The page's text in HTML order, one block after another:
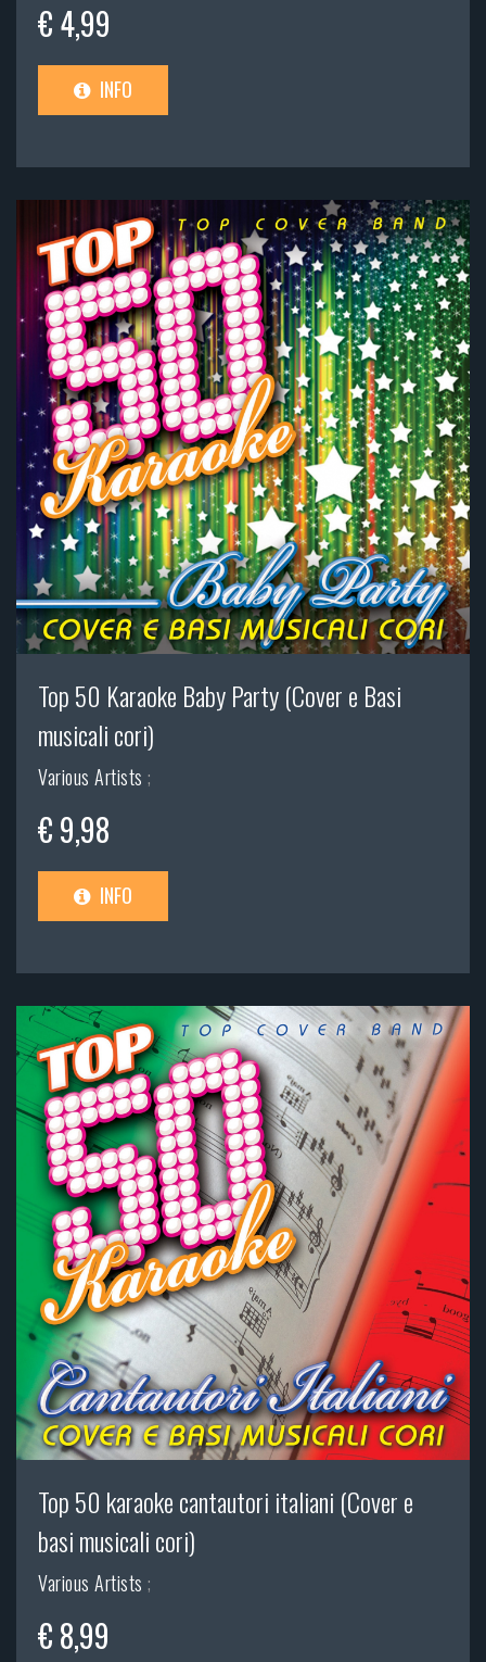
€ 4,99
INFO
Top 50 Karaoke Baby Party (Cover e Basi
musicali cori)
Various Artists ;
€ 9,98
INFO
Top 50 karaoke cantautori italiani (Cover e
basi musicali cori)
Various Artists ;
€ 8,99